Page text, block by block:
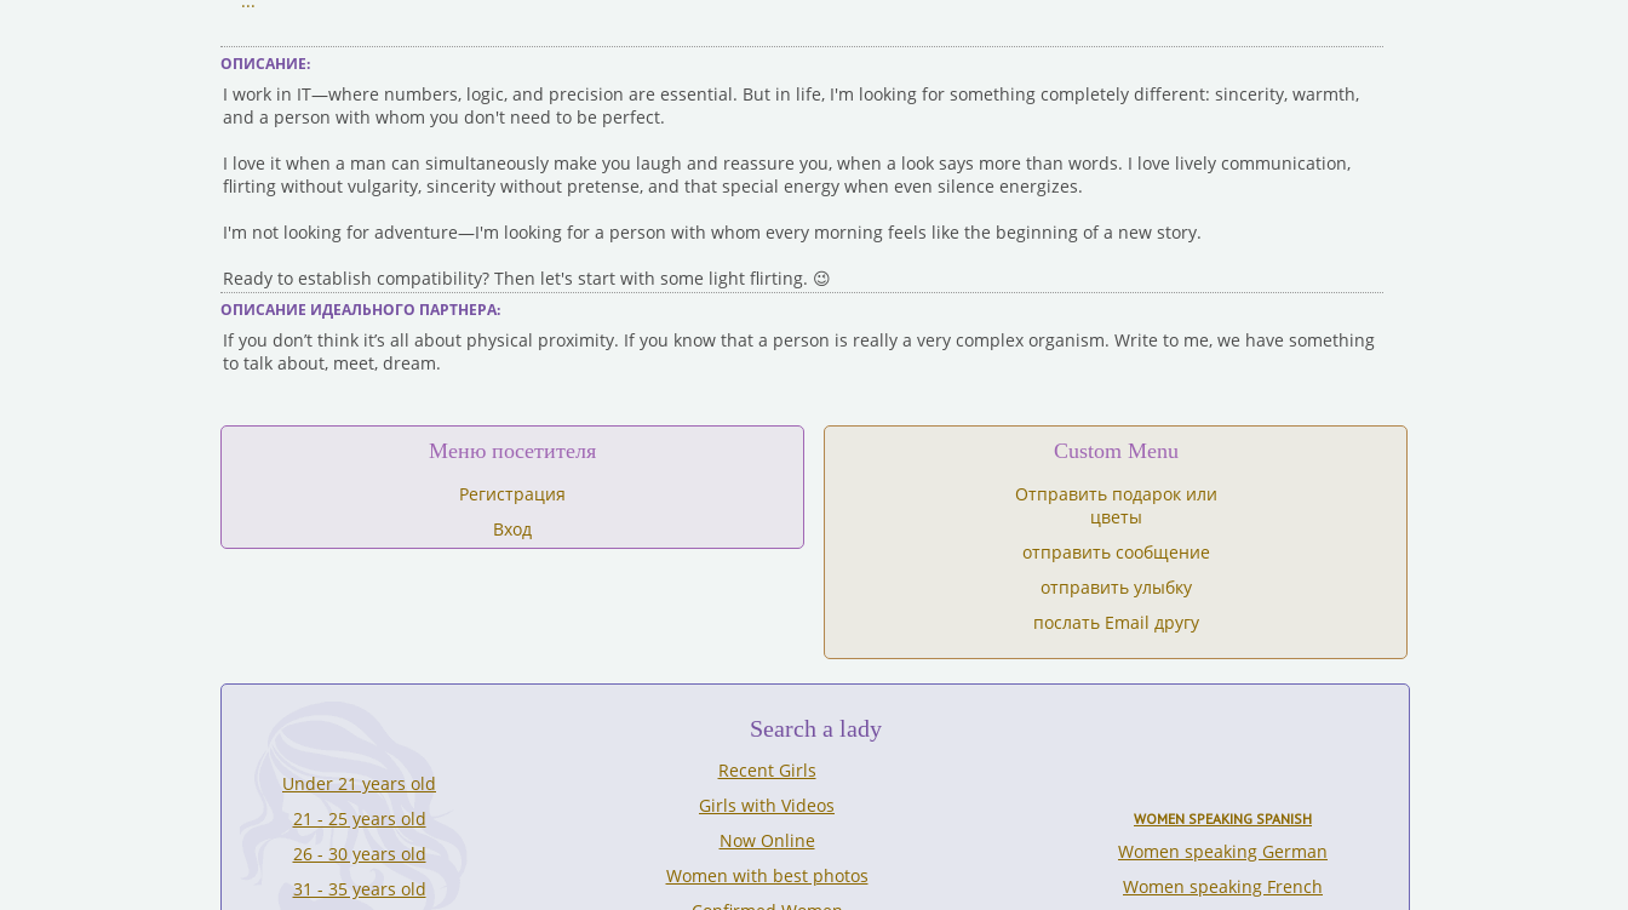
ОПИСАНИЕ:
I work in IT—where numbers, logic, and precision are essential. But in life, I'm looking for something completely different: sincerity, warmth,
and a person with whom you don't need to be perfect.
I love it when a man can simultaneously make you laugh and reassure you, when a look says more than words. I love lively communication,
flirting without vulgarity, sincerity without pretense, and that special energy when even silence energizes.
I'm not looking for adventure—I'm looking for a person with whom every morning feels like the beginning of a new story.
Ready to establish compatibility? Then let's start with some light flirting. 😉
ОПИСАНИЕ ИДЕАЛЬНОГО ПАРТНЕРА:
If you don’t think it’s all about physical proximity. If you know that a person is really a very complex organism. Write to me, we have something
to talk about, meet, dream.
Меню посетителя
Регистрация
Вход
Custom Menu
Отправить подарок или
цветы
отправить сообщение
отправить улыбку
послать Email другу
Search a lady
Under 21 years old
21 - 25 years old
26 - 30 years old
31 - 35 years old
Recent Girls
Girls with Videos
Now Online
Women with best photos
WOMEN SPEAKING SPANISH
Women speaking German
Women speaking French